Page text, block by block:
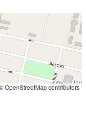
OpenStreetMap contributors